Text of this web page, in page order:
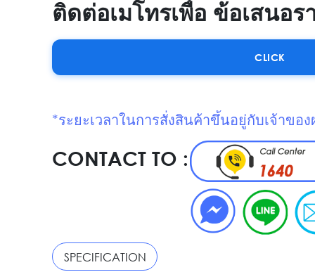
ติดต่อเมโทรเพื่อ ข้อเสนอร
CLICK
*ระยะเวลาในการสั่งสินค้าขึ้นอยู่กับเจ้าข
CONTACT TO :
SPECIFICATION